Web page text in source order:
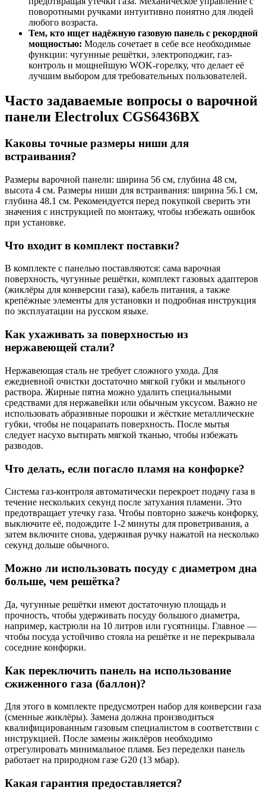
поворотными ручками интуитивно понятно для людей
любого возраста.
Тем, кто ищет надёжную газовую панель с рекордной
мощностью: Модель сочетает в себе все необходимые
функции: чугунные решётки, электроподжиг, газ-
контроль и мощнейшую WOK-горелку, что делает её
лучшим выбором для требовательных пользователей.
Часто задаваемые вопросы о варочной
панели Electrolux CGS6436BX
Каковы точные размеры ниши для
встраивания?
Размеры варочной панели: ширина 56 см, глубина 48 см,
высота 4 см. Размеры ниши для встраивания: ширина 56.1 см,
глубина 48.1 см. Рекомендуется перед покупкой сверить эти
значения с инструкцией по монтажу, чтобы избежать ошибок
при установке.
Что входит в комплект поставки?
В комплекте с панелью поставляются: сама варочная
поверхность, чугунные решётки, комплект газовых адаптеров
(жиклёры для конверсии газа), кабель питания, а также
крепёжные элементы для установки и подробная инструкция
по эксплуатации на русском языке.
Как ухаживать за поверхностью из
нержавеющей стали?
Нержавеющая сталь не требует сложного ухода. Для
ежедневной очистки достаточно мягкой губки и мыльного
раствора. Жирные пятна можно удалить специальными
средствами для нержавейки или обычным уксусом. Важно не
использовать абразивные порошки и жёсткие металлические
губки, чтобы не поцарапать поверхность. После мытья
следует насухо вытирать мягкой тканью, чтобы избежать
разводов.
Что делать, если погасло пламя на конфорке?
Система газ-контроля автоматически перекроет подачу газа в
течение нескольких секунд после затухания пламени. Это
предотвращает утечку газа. Чтобы повторно зажечь конфорку,
выключите её, подождите 1-2 минуты для проветривания, а
затем включите снова, удерживая ручку нажатой на несколько
секунд дольше обычного.
Можно ли использовать посуду с диаметром дна
больше, чем решётка?
Да, чугунные решётки имеют достаточную площадь и
прочность, чтобы удерживать посуду большого диаметра,
например, кастрюли на 10 литров или гусятницы. Главное —
чтобы посуда устойчиво стояла на решётке и не перекрывала
соседние конфорки.
Как переключить панель на использование
сжиженного газа (баллон)?
Для этого в комплекте предусмотрен набор для конверсии газа
(сменные жиклёры). Замена должна производиться
квалифицированным газовым специалистом в соответствии с
инструкцией. После замены жиклёров необходимо
отрегулировать минимальное пламя. Без переделки панель
работает на природном газе G20 (13 мбар).
Какая гарантия предоставляется?